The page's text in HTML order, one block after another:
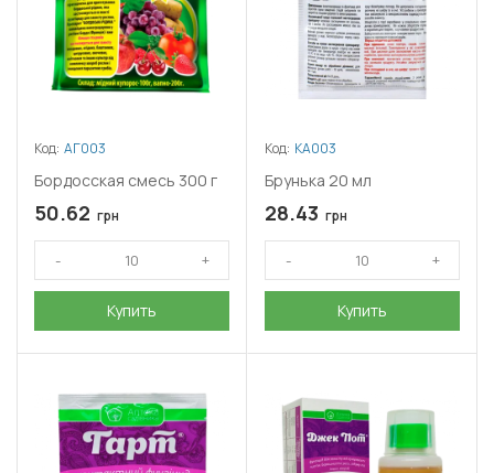
Код: АГ003
Бордосская смесь 300 г
50.62 грн
Купить
Код: КА003
Брунька 20 мл
28.43 грн
Купить